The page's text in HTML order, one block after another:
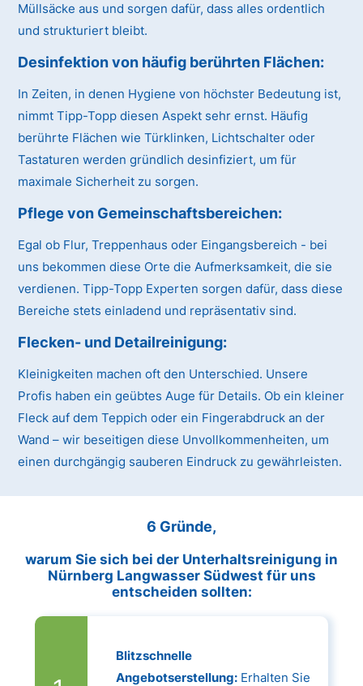
Müllsäcke aus und sorgen dafür, dass alles ordentlich
und strukturiert bleibt.
Desinfektion von häufig berührten Flächen:
In Zeiten, in denen Hygiene von höchster Bedeutung ist,
nimmt Tipp-Topp diesen Aspekt sehr ernst. Häufig
berührte Flächen wie Türklinken, Lichtschalter oder
Tastaturen werden gründlich desinfiziert, um für
maximale Sicherheit zu sorgen.
Pflege von Gemeinschaftsbereichen:
Egal ob Flur, Treppenhaus oder Eingangsbereich - bei
uns bekommen diese Orte die Aufmerksamkeit, die sie
verdienen. Tipp-Topp Experten sorgen dafür, dass diese
Bereiche stets einladend und repräsentativ sind.
Flecken- und Detailreinigung:
Kleinigkeiten machen oft den Unterschied. Unsere
Profis haben ein geübtes Auge für Details. Ob ein kleiner
Fleck auf dem Teppich oder ein Fingerabdruck an der
Wand – wir beseitigen diese Unvollkommenheiten, um
einen durchgängig sauberen Eindruck zu gewährleisten.
6 Gründe,
warum Sie sich bei der Unterhaltsreinigung in
Nürnberg Langwasser Südwest für uns
entscheiden sollten:
Blitzschnelle
Angebotserstellung:Erhalten Sie